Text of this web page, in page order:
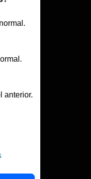
anterior.